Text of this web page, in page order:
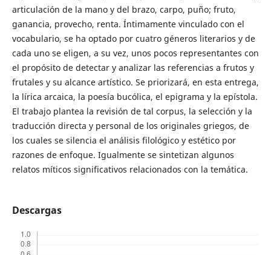
articulación de la mano y del brazo, carpo, puño; fruto,
ganancia, provecho, renta. Íntimamente vinculado con el
vocabulario, se ha optado por cuatro géneros literarios y de
cada uno se eligen, a su vez, unos pocos representantes con
el propósito de detectar y analizar las referencias a frutos y
frutales y su alcance artístico. Se priorizará, en esta entrega,
la lírica arcaica, la poesía bucólica, el epigrama y la epístola.
El trabajo plantea la revisión de tal corpus, la selección y la
traducción directa y personal de los originales griegos, de
los cuales se silencia el análisis filológico y estético por
razones de enfoque. Igualmente se sintetizan algunos
relatos míticos significativos relacionados con la temática.
Descargas